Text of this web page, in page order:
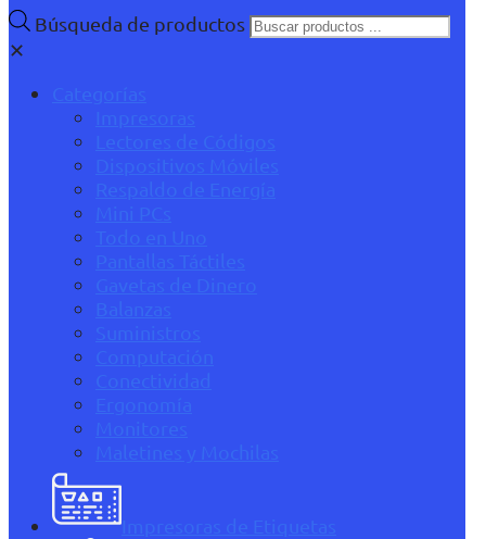
Búsqueda de productos
✕
Categorías
Impresoras
Lectores de Códigos
Dispositivos Móviles
Respaldo de Energía
Mini PCs
Todo en Uno
Pantallas Táctiles
Gavetas de Dinero
Balanzas
Suministros
Computación
Conectividad
Ergonomía
Monitores
Maletines y Mochilas
Impresoras de Etiquetas